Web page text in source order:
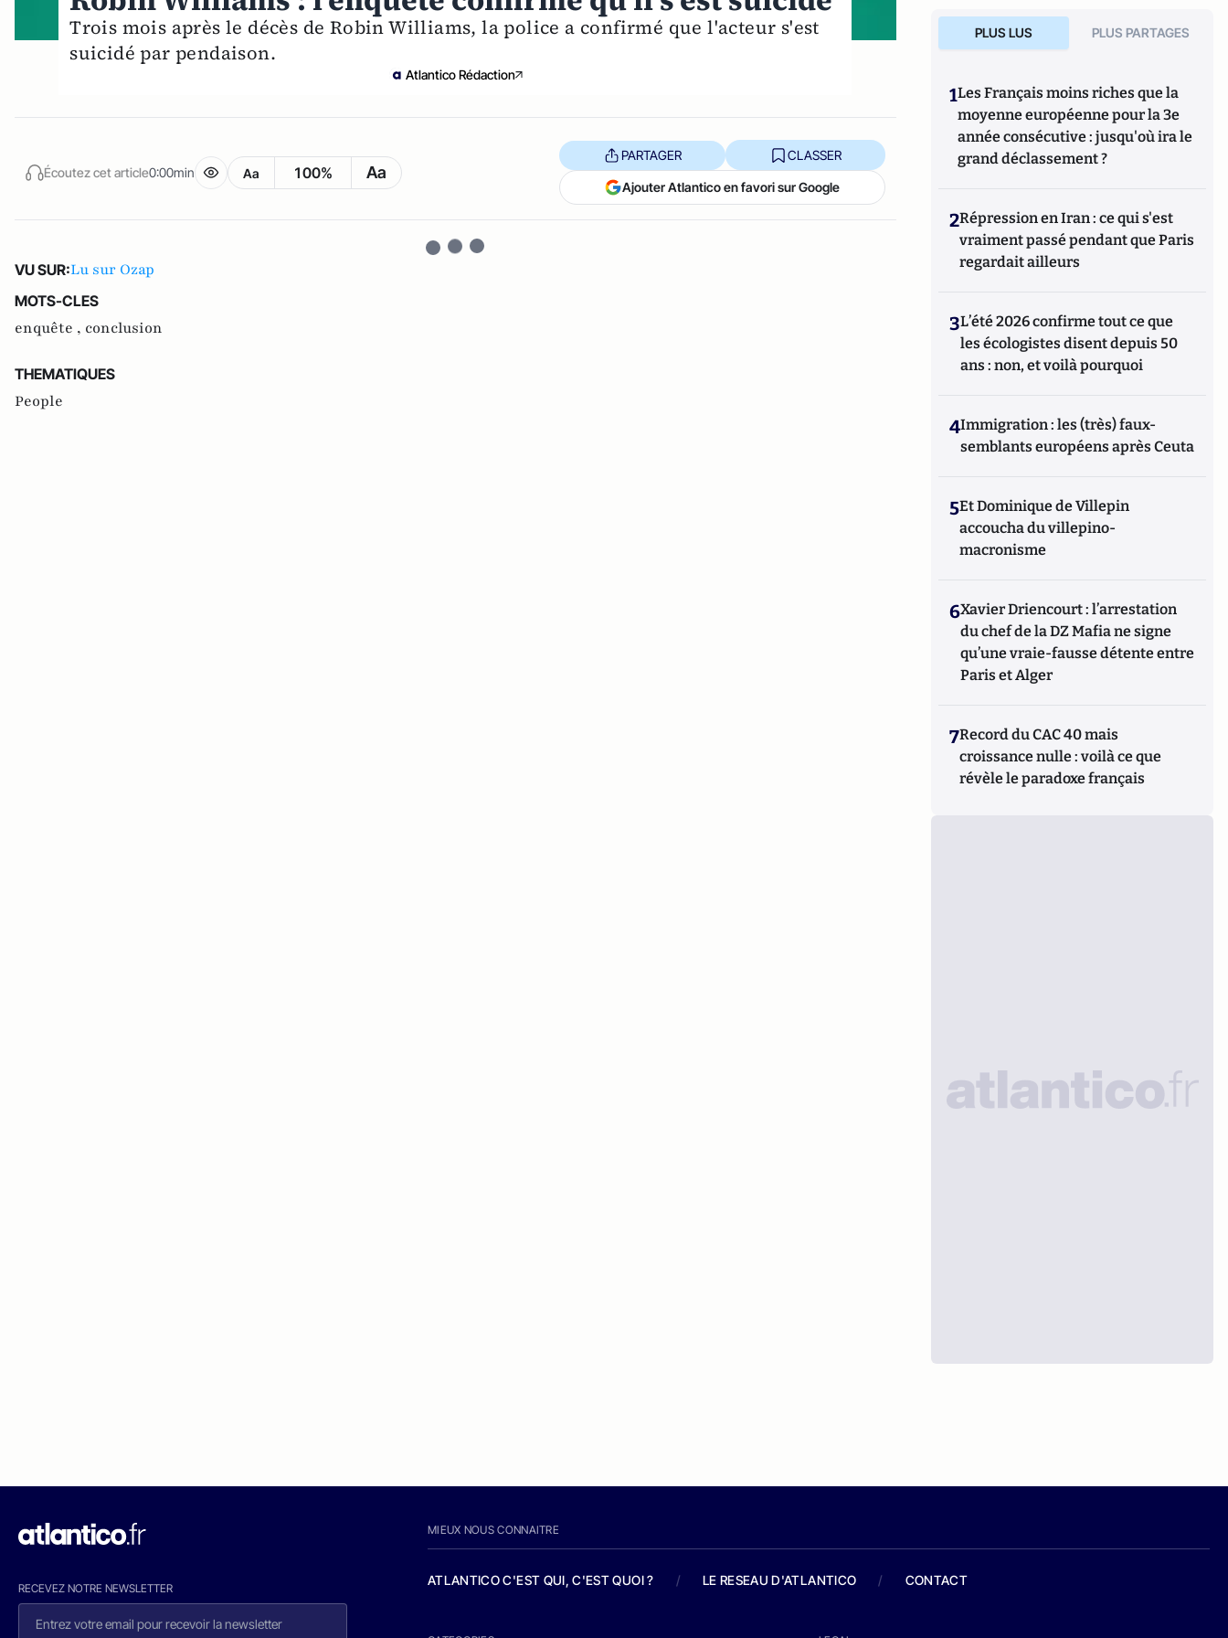
Trois mois après le décès de Robin Williams, la police a confirmé que l'acteur s'est
suicidé par pendaison.
Atlantico Rédaction
Écoutez cet article0:00min Aa 100% Aa
PARTAGER CLASSER
Ajouter Atlantico en favori sur Google
VU SUR:Lu sur Ozap
MOTS-CLES
enquête , conclusion
THEMATIQUES
People
PLUS LUS PLUS PARTAGES
1Les Français moins riches que la
moyenne européenne pour la 3e
année consécutive : jusqu'où ira le
grand déclassement ?
2Répression en Iran : ce qui s'est
vraiment passé pendant que Paris
regardait ailleurs
3L’été 2026 confirme tout ce que
les écologistes disent depuis 50
ans : non, et voilà pourquoi
4Immigration : les (très) faux-
semblants européens après Ceuta
5Et Dominique de Villepin
accoucha du villepino-
macronisme
6Xavier Driencourt : l’arrestation
du chef de la DZ Mafia ne signe
qu’une vraie-fausse détente entre
Paris et Alger
7Record du CAC 40 mais
croissance nulle : voilà ce que
révèle le paradoxe français
RECEVEZ NOTRE NEWSLETTER
MIEUX NOUS CONNAITRE
ATLANTICO C'EST QUI, C'EST QUOI ? / LE RESEAU D'ATLANTICO / CONTACT